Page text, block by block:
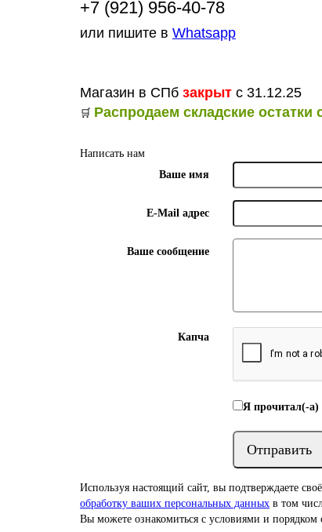
+7 (921) 956-40-78
или пишите в Whatsapp
Магазин в СПб закрыт с 31.12.25
🛒 Распродаем складские остатки
Написать нам
Ваше имя
E-Mail адрес
Ваше сообщение
Капча
Я прочитал(-а)
Отправить
Используя настоящий сайт, вы подтверждаете
обработку ваших персональных данных в том
Вы можете ознакомиться с условиями и